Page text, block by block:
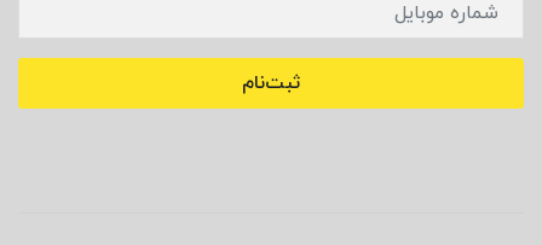
ثبت‌نام